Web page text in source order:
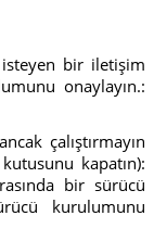
isteyen bir iletişim
onaylayın.:
çalıştırmayın
kapatın):
bir sürücü
kurulumunu